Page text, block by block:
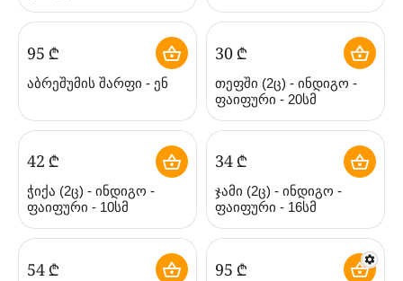
‍95‍ ₾
აბრეშუმის შარფი - ენ
‍30‍ ₾
თეფში (2ც) - ინდიგო -
ფაიფური - 20სმ
‍42‍ ₾
ჭიქა (2ც) - ინდიგო -
ფაიფური - 10სმ
‍34‍₾
ჯამი (2ც) - ინდიგო -
ფაიფური - 16სმ
‍54‍ ₾ ‍95‍ ₾